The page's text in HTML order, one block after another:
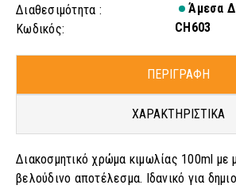
Διαθεσιμότητα :
Άμεσα
Κωδικός:
CH603
ΠΕΡΙΓΡΑΦΗ
ΧΑΡΑΚΤΗΡΙΣΤΙΚΑ
Διακοσμητικό χρώμα κιμωλίας 100ml με
βελούδινο αποτέλεσμα. Ιδανικό για